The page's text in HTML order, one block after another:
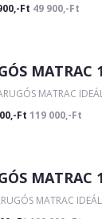
Ft 49 900,-Ft
MATRAC
MATRAC
Ft 119 000,-Ft
MATRAC
MATRAC